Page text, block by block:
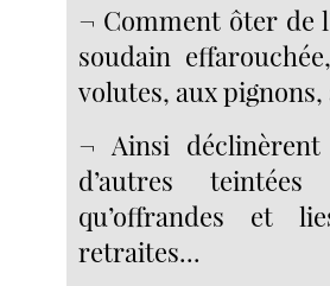
¬ Comment ôter de
soudain
volutes, aux
¬ Ainsi déclinèrent
d’autres
qu’offrandes et
retraites...